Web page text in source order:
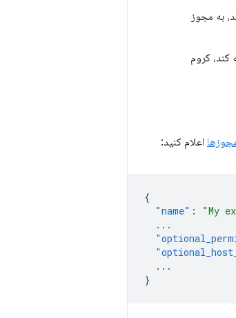
به مجوز
کند، کروم
اعلام کنید:
{
"name" : "My
...
...
}